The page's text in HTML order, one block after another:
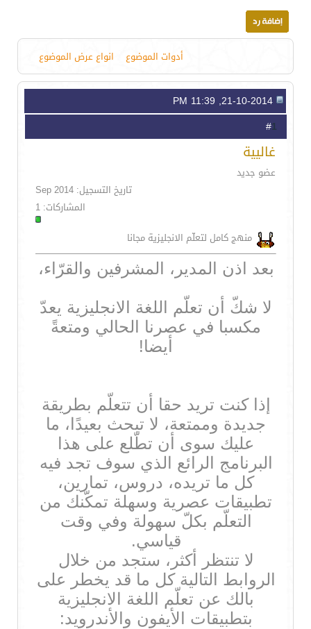
أدوات الموضوع انواع عرض الموضوع
1
غاليية
عضو جديد
تاريخ التسجيل: Sep 2014
المشاركات: 1
منهج كامل لتعلّم الانجليزية مجانا
بعد اذن المدير، المشرفين والقرّاء،
لا شكّ أن تعلّم اللغة الانجليزية يعدّ
مكسبا في عصرنا الحالي ومتعةً
أيضا!
إذا كنت تريد حقا أن تتعلّم بطريقة
جديدة وممتعة، لا تبحث بعيدًا، ما
عليك سوى أن تطّلع على هذا
البرنامج الرائع الذي سوف تجد فيه
كل ما تريده، دروس، تمارين،
تطبيقات عصرية وسهلة تمكّنك من
التعلّم بكلّ سهولة وفي وقت
قياسي.
لا تنتظر أكثر، ستجد من خلال
الروابط التالية كل ما قد يخطر على
بالك عن تعلّم اللغة الانجليزية
بتطبيقات الأيفون والأندرويد: